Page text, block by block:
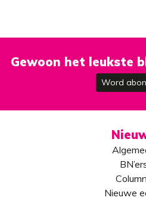
Gewoon het leukste
Word
Nieuwe